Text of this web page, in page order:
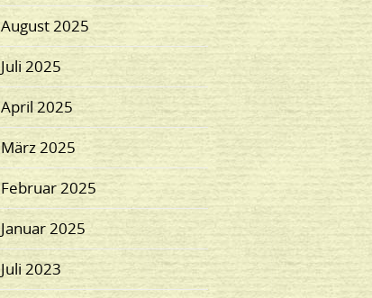
August 2025
Juli 2025
April 2025
März 2025
Februar 2025
Januar 2025
Juli 2023